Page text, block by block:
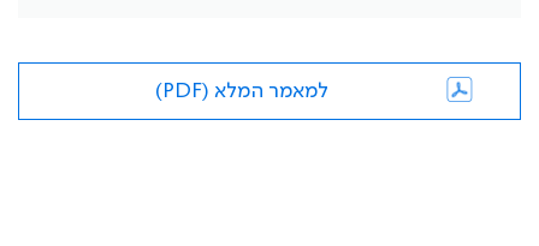
למאמר המלא (PDF)